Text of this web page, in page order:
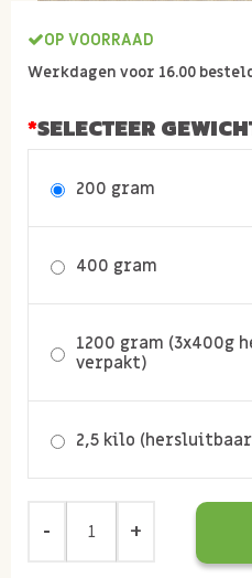
OP VOORRAAD
Werkdagen voor 16.00
SELECTEER
200 gram
400 gram
1200 gram (3x400g
verpakt)
2,5 kilo